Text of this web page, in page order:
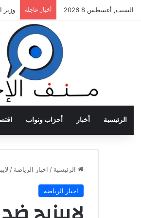
السبت, أغسطس 8 2026 أخبار عاجلة وزير
الرئيسية أخبار أحزاب ونواب
الرئيسية / اخبار الرياضة /
اخبار الرياضة